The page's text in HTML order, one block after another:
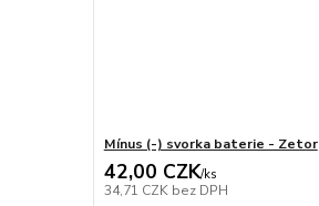
Mínus (-) svorka baterie - Zetor
42,00 CZK/ks
34,71 CZK bez DPH